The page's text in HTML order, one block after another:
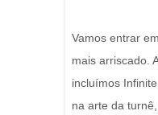
Vamos entrar
mais arriscado.
incluímos
na arte da